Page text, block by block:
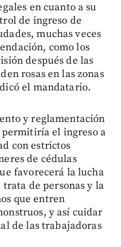
en cuanto a su
de ingreso de
muchas veces
como los
después de las
rosas en las zonas
el mandatario.
y reglamentación
permitiría el ingreso a
con estrictos
de cédulas
favorecerá la lucha
de personas y la
que entren
y así cuidar
de las trabajadoras